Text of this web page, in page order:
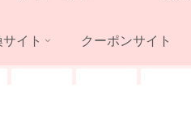
イト クーポンサイト